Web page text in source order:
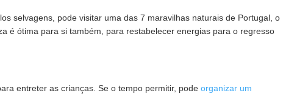
selvagens, pode visitar uma das 7 maravilhas naturais de Portugal, o
é ótima para si também, para restabelecer energias para o regresso
entreter as crianças. Se o tempo permitir, pode organizar um